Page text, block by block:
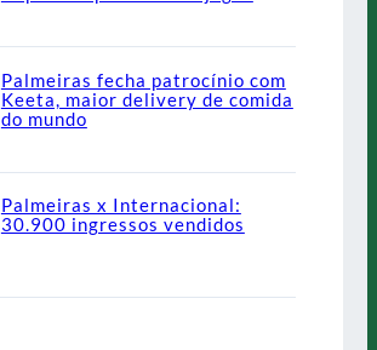
Palmeiras fecha patrocínio com
Keeta, maior delivery de comida
do mundo
Palmeiras x Internacional:
30.900 ingressos vendidos